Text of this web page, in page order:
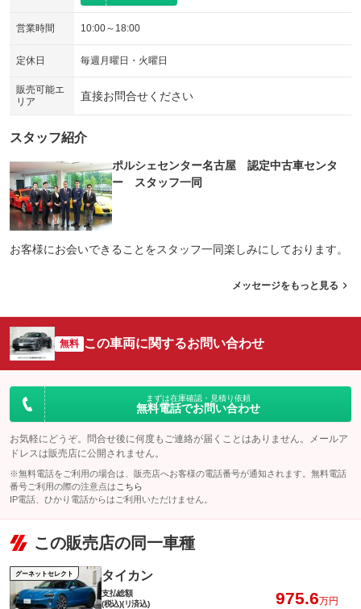
営業時間 10:00～18:00
定休日 毎週月曜日・火曜日
販売可能エ
リア
直接お問合せください
スタッフ紹介
ポルシェセンター名古屋 認定中古車センタ
ー スタッフ一同
お客様にお会いできることをスタッフ一同楽しみにしております。
メッセージをもっと見る
無料 この車両に関するお問い合わせ
まずは在庫確認・見積り依頼
無料電話でお問い合わせ
お気軽にどうぞ。問合せ後に何度もご連絡が届くことはありません。メールア
ドレスは販売店に公開されません。
※無料電話をご利用の場合は、販売店へお客様の電話番号が通知されます。無料電話
番号ご利用の際の注意点は こちら
IP電話、ひかり電話からはご利用いただけません。
この販売店の同一車種
グーネットセレクト タイカン
支払総額
(税込)(リ済込)
975.6万円